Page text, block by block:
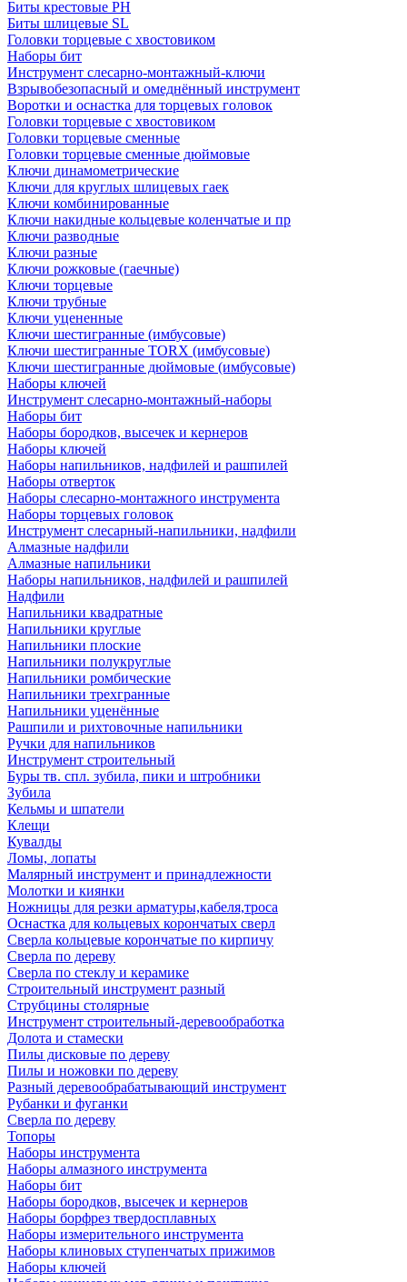
Биты крестовые РН
Биты шлицевые SL
Головки торцевые с хвостовиком
Наборы бит
Инструмент слесарно-монтажный-ключи
Взрывобезопасный и омеднённый инструмент
Воротки и оснаcтка для торцевых головок
Головки торцевые с хвостовиком
Головки торцевые сменные
Головки торцевые сменные дюймовые
Ключи динамометрические
Ключи для круглых шлицевых гаек
Ключи комбинированные
Ключи накидные кольцевые коленчатые и пр
Ключи разводные
Ключи разные
Ключи рожковые (гаечные)
Ключи торцевые
Ключи трубные
Ключи уцененные
Ключи шестигранные (имбусовые)
Ключи шестигранные TORX (имбусовые)
Ключи шестигранные дюймовые (имбусовые)
Наборы ключей
Инструмент слесарно-монтажный-наборы
Наборы бит
Наборы бородков, высечек и кернеров
Наборы ключей
Наборы напильников, надфилей и рашпилей
Наборы отверток
Наборы слесарно-монтажного инструмента
Наборы торцевых головок
Инструмент слесарный-напильники, надфили
Алмазные надфили
Алмазные напильники
Наборы напильников, надфилей и рашпилей
Надфили
Напильники квадратные
Напильники круглые
Напильники плоские
Напильники полукруглые
Напильники ромбические
Напильники трехгранные
Напильники уценённые
Рашпили и рихтовочные напильники
Ручки для напильников
Инструмент строительный
Буры тв. спл. зубила, пики и штробники
Зубила
Кельмы и шпатели
Клещи
Кувалды
Ломы, лопаты
Малярный инструмент и принадлежности
Молотки и киянки
Ножницы для резки арматуры,кабеля,троса
Оснастка для кольцевых корончатых сверл
Сверла кольцевые корончатые по кирпичу
Сверла по дереву
Сверла по стеклу и керамике
Строительный инструмент разный
Струбцины столярные
Инструмент строительный-деревообработка
Долота и стамески
Пилы дисковые по дереву
Пилы и ножовки по дереву
Разный деревообрабатывающий инструмент
Рубанки и фуганки
Сверла по дереву
Топоры
Наборы инструмента
Наборы алмазного инструмента
Наборы бит
Наборы бородков, высечек и кернеров
Наборы борфрез твердосплавных
Наборы измерительного инструмента
Наборы клиновых ступенчатых прижимов
Наборы ключей